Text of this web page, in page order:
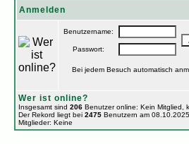
Anmelden
Benutzername:
Passwort:
Bei jedem Besuch automatisch
Wer ist online?
Insgesamt sind 206Benutzer online: Kein Mitglied,
Der Rekord liegt bei 2475Benutzern am 08.10.2025
Mitglieder: Keine